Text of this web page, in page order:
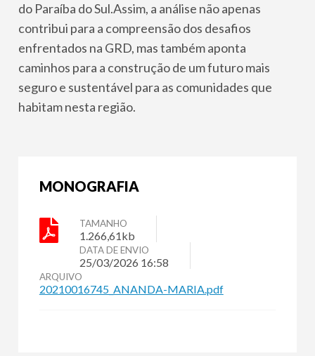
do Paraíba do Sul.Assim, a análise não apenas
contribui para a compreensão dos desafios
enfrentados na GRD, mas também aponta
caminhos para a construção de um futuro mais
seguro e sustentável para as comunidades que
habitam nesta região.
MONOGRAFIA
TAMANHO
1.266,61kb
DATA DE ENVIO
25/03/2026 16:58
ARQUIVO
20210016745_ANANDA-MARIA.pdf